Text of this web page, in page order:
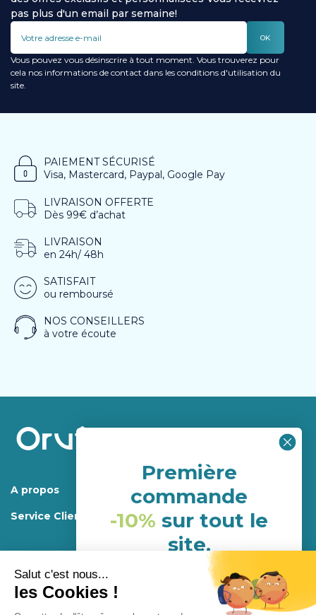
pas plus d'un email par semaine!
OK
Vous pouvez vous désinscrire à tout moment. Vous trouverez pour
cela nos informations de contact dans les conditions d'utilisation du
site.
PAIEMENT SÉCURISÉ
Visa, Mastercard, Paypal, Google Pay
LIVRAISON OFFERTE
Dès 99€ d’achat
LIVRAISON
en 24h/ 48h
SATISFAIT
ou remboursé
NOS CONSEILLERS
à votre écoute
A propos
Service Client
Première
commande
-10% sur tout le
site.
(hors porduits déja en
promotion)